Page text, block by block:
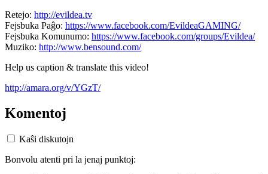
Retejo: http://evildea.tv
Fejsbuka Paĝo: https://www.facebook.com/EvildeaGAMING/
Fejsbuka Komunumo: https://www.facebook.com/groups/Evildea/
Muziko: http://www.bensound.com/
Help us caption & translate this video!
http://amara.org/v/YGzT/
Komentoj
Kaŝi diskutojn
Bonvolu atenti pri la jenaj punktoj: